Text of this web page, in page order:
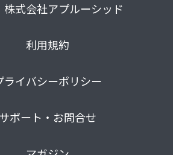
株式会社アプルーシッド
利用規約
ライバシーポリシー
サポート・お問合せ